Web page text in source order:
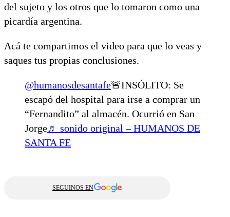
del sujeto y los otros que lo tomaron como una
picardía argentina.
Acá te compartimos el video para que lo veas y
saques tus propias conclusiones.
@humanosdesantafe🚨INSÓLITO: Se
escapó del hospital para irse a comprar un
“Fernandito” al almacén. Ocurrió en San
Jorge♬ sonido original – HUMANOS DE
SANTA FE
SEGUINOS EN